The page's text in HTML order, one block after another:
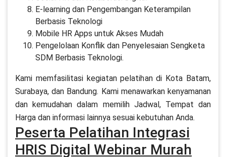
E-learning dan Pengembangan Keterampilan
Berbasis Teknologi
Mobile HR Apps untuk Akses Mudah
Pengelolaan Konflik dan Penyelesaian Sengketa
SDM Berbasis Teknologi.
Kami memfasilitasi kegiatan pelatihan di Kota Batam,
Surabaya, dan Bandung. Kami menawarkan kenyamanan
dan kemudahan dalam memilih Jadwal, Tempat dan
Harga dan informasi lainnya sesuai kebutuhan Anda.
Peserta Pelatihan Integrasi
HRIS Digital Webinar Murah